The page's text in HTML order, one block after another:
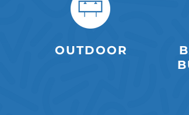
OUTDOOR